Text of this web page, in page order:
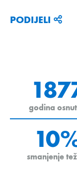
PODIJELI
godina
smanjenje